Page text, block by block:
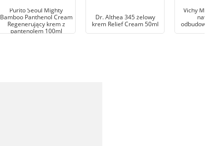
Purito Seoul Mighty
Bamboo Panthenol Cream
Regenerujący krem z
pantenolem 100ml
Dr. Althea 345 żelowy
krem Relief Cream 50ml
Vichy